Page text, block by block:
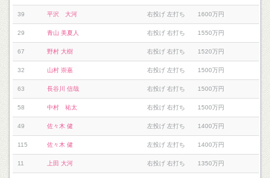
39 平沢 大河 右投げ 左打ち 1600万円
29 青山 美夏人 右投げ 右打ち 1550万円
67 野村 大樹 右投げ 右打ち 1520万円
32 山村 崇嘉 右投げ 左打ち 1500万円
63 長谷川 信哉 右投げ 右打ち 1500万円
58 中村 祐太 右投げ 右打ち 1500万円
49 佐々木 健 左投げ 左打ち 1400万円
115 佐々木 健 左投げ 左打ち 1400万円
11 上田 大河 右投げ 右打ち 1350万円